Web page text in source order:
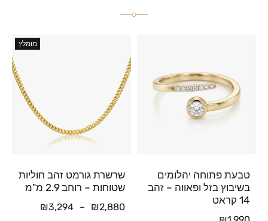
טבעת פתוחה יהלומים
בשיבוץ בזל ופאווה – זהב
14 קראט
מומלץ
שרשרת גורמט זהב חוליות
שטוחות – רוחב 2.9 מ"מ
₪2,880
–
₪3,294